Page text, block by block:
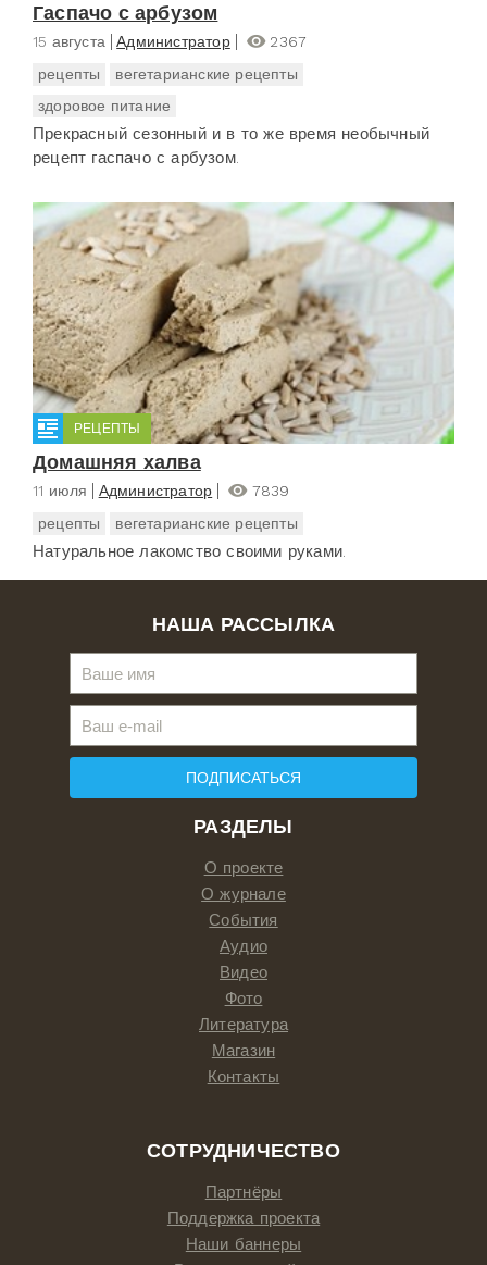
Гаспачо с арбузом
15 августа Администратор
2367
рецепты
вегетарианские рецепты
здоровое питание
Прекрасный сезонный и в то же время необычный
рецепт гаспачо с арбузом.
РЕЦЕПТЫ
Домашняя халва
11 июля Администратор
7839
рецепты
вегетарианские рецепты
Натуральное лакомство своими руками.
РАЗДЕЛЫ
О проекте
О журнале
События
Аудио
Видео
Фото
Литература
Магазин
Контакты
СОТРУДНИЧЕСТВО
Партнёры
Поддержка проекта
Наши баннеры
НАША РАССЫЛКА
ПОДПИСАТЬСЯ